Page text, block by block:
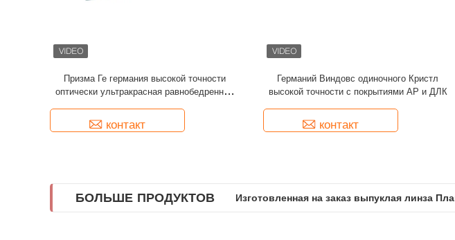
Беамсплиттер поляризации, двуцветное покрытие. Наши продукты широко использованы в
воображении, измерительных системах, обрабатывающих оборудованиях лазера, и научной
Призма Ге германия высокой точности
оптически ультракрасная равнобедренная
контакт
Германий Виндовс одиночного Кристл
высокой точности с покрытиями АР и ДЛК
контакт
БОЛЬШЕ ПРОДУКТОВ Изготовленная на заказ выпуклая линза